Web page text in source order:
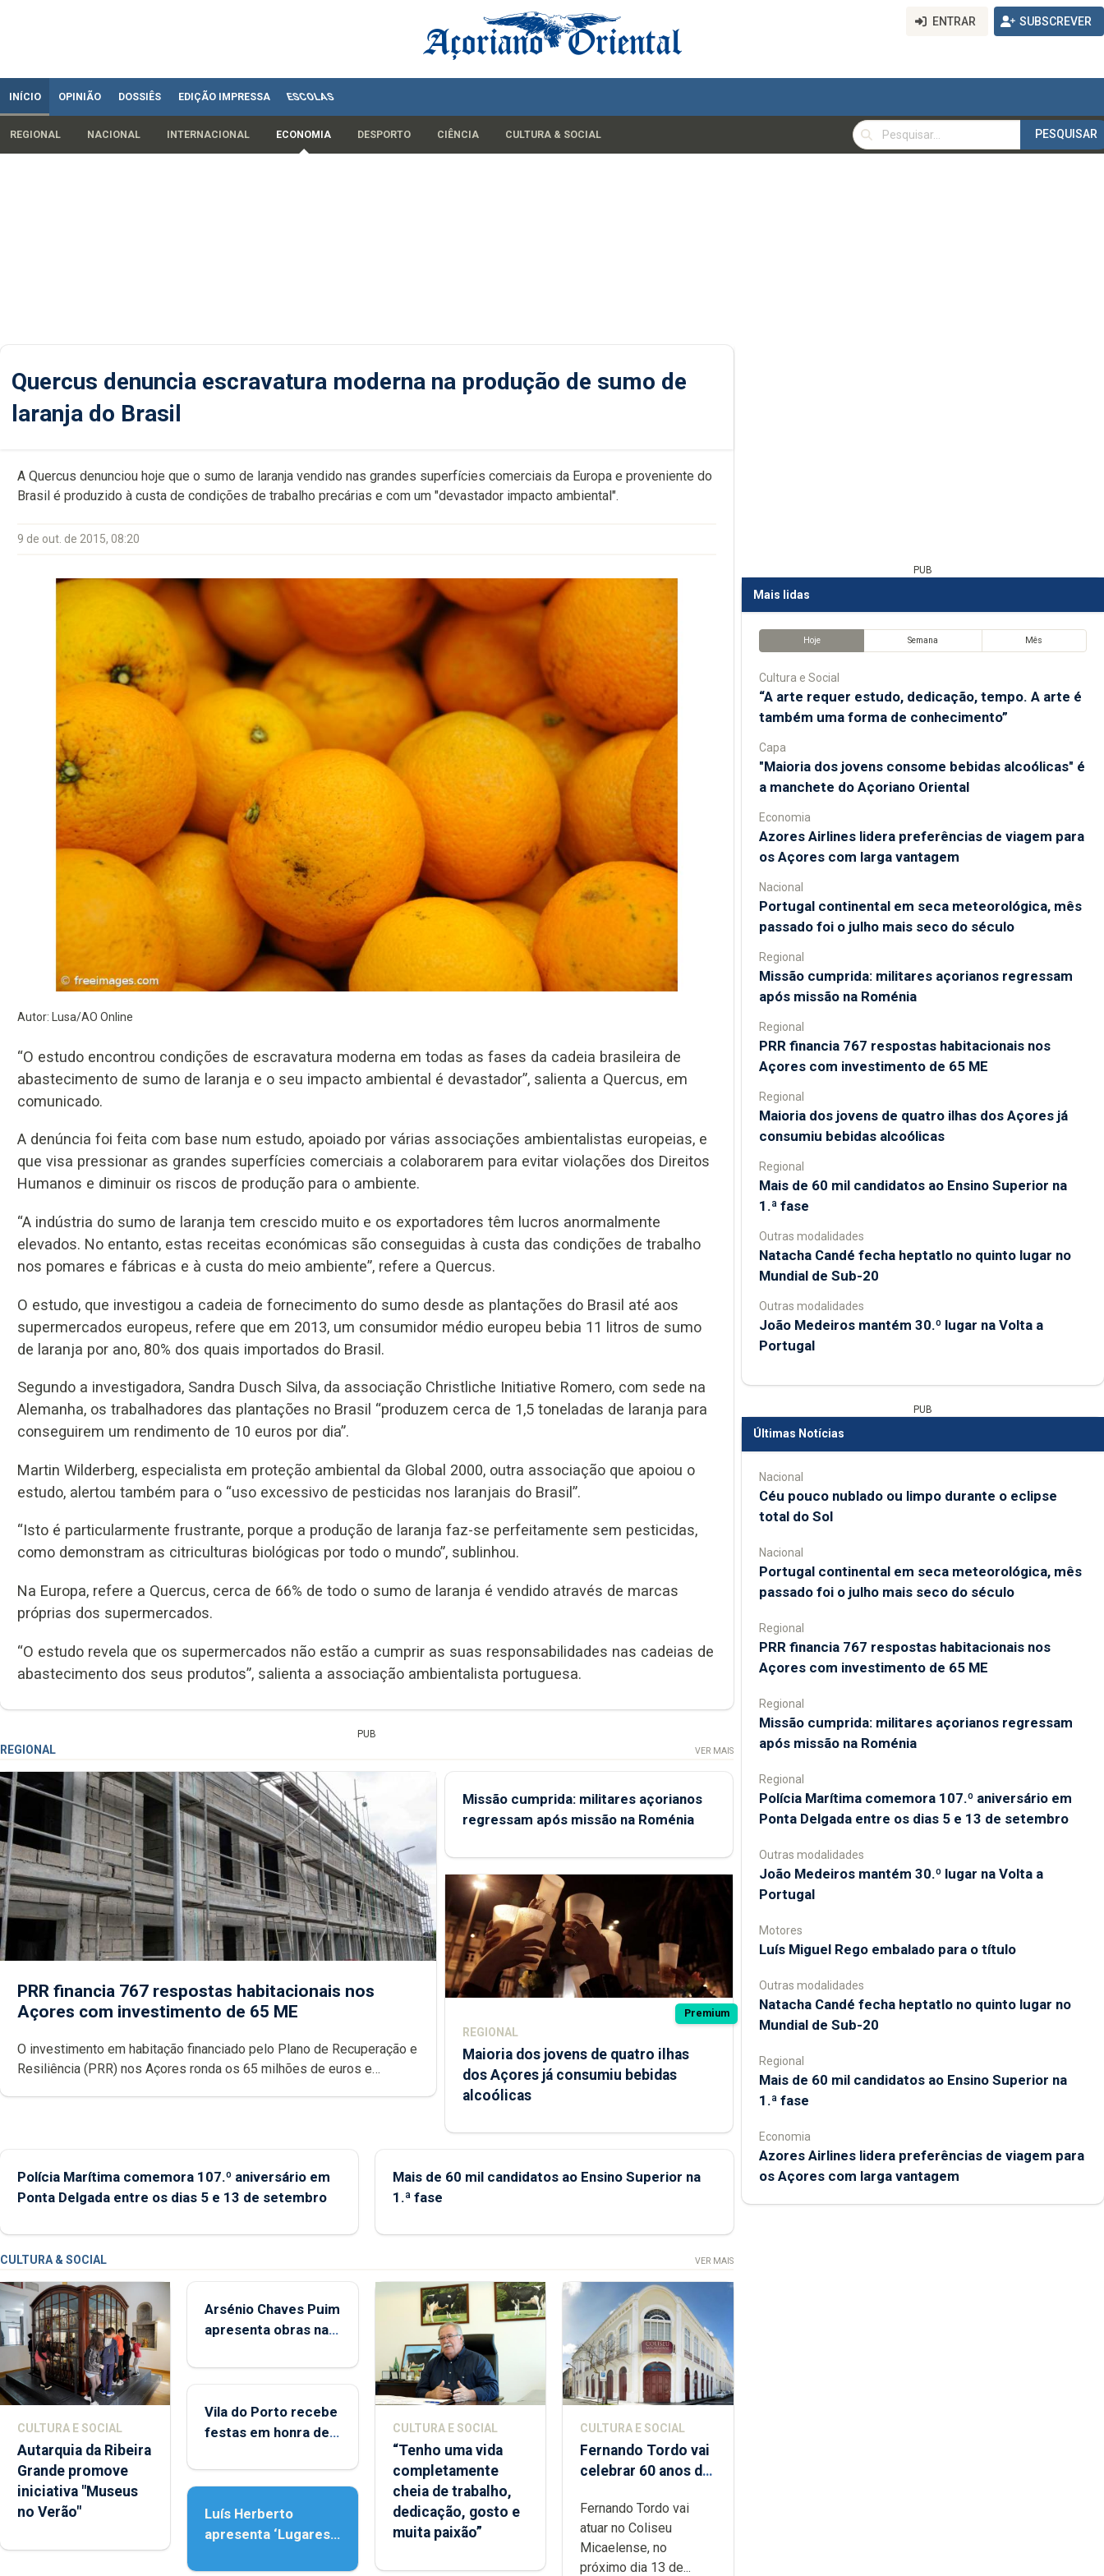
ENTRAR SUBSCREVER
INÍCIO OPINIÃO DOSSIÊS EDIÇÃO IMPRESSA ESCOLAS
REGIONAL NACIONAL INTERNACIONAL ECONOMIA DESPORTO CIÊNCIA CULTURA & SOCIAL
PESQUISAR
PESQUISAR
Quercus denuncia escravatura moderna na produção de sumo de
laranja do Brasil
A Quercus denunciou hoje que o sumo de laranja vendido nas grandes superfícies comerciais da Europa e proveniente do
Brasil é produzido à custa de condições de trabalho precárias e com um "devastador impacto ambiental".
9 de out. de 2015, 08:20
Autor: Lusa/AO Online
“O estudo encontrou condições de escravatura moderna em todas as fases da cadeia brasileira de
abastecimento de sumo de laranja e o seu impacto ambiental é devastador”, salienta a Quercus, em
comunicado.
A denúncia foi feita com base num estudo, apoiado por várias associações ambientalistas europeias, e
que visa pressionar as grandes superfícies comerciais a colaborarem para evitar violações dos Direitos
Humanos e diminuir os riscos de produção para o ambiente.
“A indústria do sumo de laranja tem crescido muito e os exportadores têm lucros anormalmente
elevados. No entanto, estas receitas económicas são conseguidas à custa das condições de trabalho
nos pomares e fábricas e à custa do meio ambiente”, refere a Quercus.
O estudo, que investigou a cadeia de fornecimento do sumo desde as plantações do Brasil até aos
supermercados europeus, refere que em 2013, um consumidor médio europeu bebia 11 litros de sumo
de laranja por ano, 80% dos quais importados do Brasil.
Segundo a investigadora, Sandra Dusch Silva, da associação Christliche Initiative Romero, com sede na
Alemanha, os trabalhadores das plantações no Brasil “produzem cerca de 1,5 toneladas de laranja para
conseguirem um rendimento de 10 euros por dia”.
Martin Wilderberg, especialista em proteção ambiental da Global 2000, outra associação que apoiou o
estudo, alertou também para o “uso excessivo de pesticidas nos laranjais do Brasil”.
“Isto é particularmente frustrante, porque a produção de laranja faz-se perfeitamente sem pesticidas,
como demonstram as citriculturas biológicas por todo o mundo”, sublinhou.
Na Europa, refere a Quercus, cerca de 66% de todo o sumo de laranja é vendido através de marcas
próprias dos supermercados.
“O estudo revela que os supermercados não estão a cumprir as suas responsabilidades nas cadeias de
abastecimento dos seus produtos”, salienta a associação ambientalista portuguesa.
PUB
REGIONAL VER MAIS
PRR financia 767 respostas habitacionais nos
Açores com investimento de 65 ME
O investimento em habitação financiado pelo Plano de Recuperação e
Resiliência (PRR) nos Açores ronda os 65 milhões de euros e
Missão cumprida: militares açorianos
regressam após missão na Roménia
Premium
REGIONAL
Maioria dos jovens de quatro ilhas
dos Açores já consumiu bebidas
alcoólicas
Polícia Marítima comemora 107.º aniversário em
Ponta Delgada entre os dias 5 e 13 de setembro
Mais de 60 mil candidatos ao Ensino Superior na
1.ª fase
CULTURA & SOCIAL VER MAIS
CULTURA E SOCIAL
Autarquia da Ribeira
Grande promove
iniciativa "Museus
no Verão"
Arsénio Chaves Puim
apresenta obras na
Porto
Vila do Porto recebe
festas em honra de
Assunção
Luís Herberto
apresenta ‘Lugares
CULTURA E SOCIAL
“Tenho uma vida
completamente
cheia de trabalho,
dedicação, gosto e
muita paixão”
CULTURA E SOCIAL
Fernando Tordo vai
celebrar 60 anos de
Micaelense
Fernando Tordo vai
atuar no Coliseu
Micaelense, no
próximo dia 13 de...
PUB
Mais lidas
Hoje Semana Mês
Cultura e Social
“A arte requer estudo, dedicação, tempo. A arte é
também uma forma de conhecimento”
Capa
"Maioria dos jovens consome bebidas alcoólicas" é
a manchete do Açoriano Oriental
Economia
Azores Airlines lidera preferências de viagem para
os Açores com larga vantagem
Nacional
Portugal continental em seca meteorológica, mês
passado foi o julho mais seco do século
Regional
Missão cumprida: militares açorianos regressam
após missão na Roménia
Regional
PRR financia 767 respostas habitacionais nos
Açores com investimento de 65 ME
Regional
Maioria dos jovens de quatro ilhas dos Açores já
consumiu bebidas alcoólicas
Regional
Mais de 60 mil candidatos ao Ensino Superior na
1.ª fase
Outras modalidades
Natacha Candé fecha heptatlo no quinto lugar no
Mundial de Sub-20
Outras modalidades
João Medeiros mantém 30.º lugar na Volta a
Portugal
PUB
Últimas Notícias
Nacional
Céu pouco nublado ou limpo durante o eclipse
total do Sol
Nacional
Portugal continental em seca meteorológica, mês
passado foi o julho mais seco do século
Regional
PRR financia 767 respostas habitacionais nos
Açores com investimento de 65 ME
Regional
Missão cumprida: militares açorianos regressam
após missão na Roménia
Regional
Polícia Marítima comemora 107.º aniversário em
Ponta Delgada entre os dias 5 e 13 de setembro
Outras modalidades
João Medeiros mantém 30.º lugar na Volta a
Portugal
Motores
Luís Miguel Rego embalado para o título
Outras modalidades
Natacha Candé fecha heptatlo no quinto lugar no
Mundial de Sub-20
Regional
Mais de 60 mil candidatos ao Ensino Superior na
1.ª fase
Economia
Azores Airlines lidera preferências de viagem para
os Açores com larga vantagem